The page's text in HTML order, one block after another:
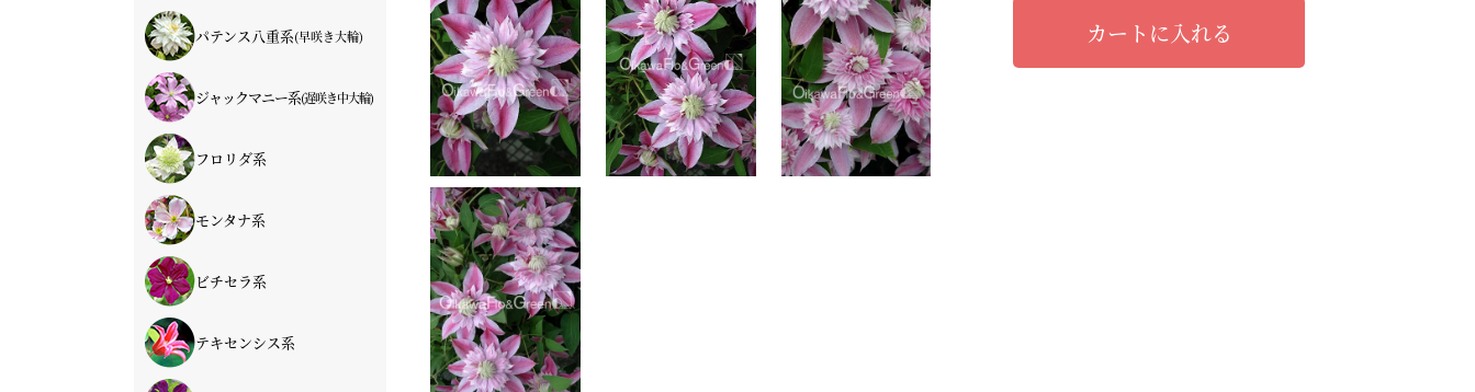
青・紫系
赤系
ピンク系
白系
パテンス八重系(早咲き大輪)
青・紫系
赤系
ピンク系
白系
ジャックマニー系(遅咲き中大輪)
青・紫系
赤系
ピンク系
白系
フロリダ系
青・紫系
赤系
ピンク系
白系
モンタナ系
ピンク系
白系
ビチセラ系
青・紫系
赤系
ピンク系
白系
テキセンシス系
青・紫系
赤系
ピンク系
白系
カートに入れる